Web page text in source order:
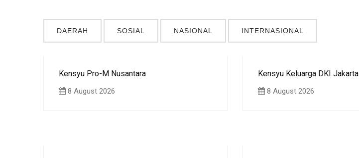
DAERAH SOSIAL NASIONAL INTERNASIONAL
Kensyu Pro-M Nusantara
8 August 2026
Kensyu Keluarga DKI Jakarta
8 August 2026